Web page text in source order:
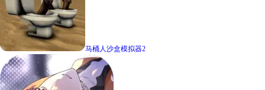
马桶人沙盒模拟器2